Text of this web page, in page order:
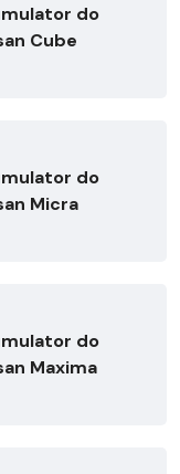
do
Cube
do
Micra
do
Maxima